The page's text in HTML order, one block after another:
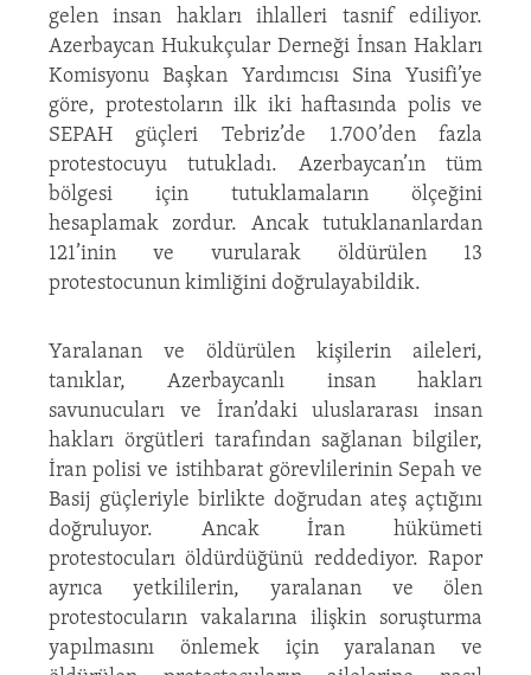
gelen insan hakları ihlalleri tasnif ediliyor.
Azerbaycan Hukukçular Derneği İnsan Hakları
Komisyonu Başkan Yardımcısı Sina Yusifi’ye
göre, protestoların ilk iki haftasında polis ve
SEPAH güçleri Tebriz’de 1.700’den fazla
protestocuyu tutukladı. Azerbaycan’ın tüm
bölgesi için tutuklamaların ölçeğini
hesaplamak zordur. Ancak tutuklananlardan
121’inin ve vurularak öldürülen 13
protestocunun kimliğini doğrulayabildik.
Yaralanan ve öldürülen kişilerin aileleri,
tanıklar, Azerbaycanlı insan hakları
savunucuları ve İran’daki uluslararası insan
hakları örgütleri tarafından sağlanan bilgiler,
İran polisi ve istihbarat görevlilerinin Sepah ve
Basij güçleriyle birlikte doğrudan ateş açtığını
doğruluyor. Ancak İran hükümeti
protestocuları öldürdüğünü reddediyor. Rapor
ayrıca yetkililerin, yaralanan ve ölen
protestocuların vakalarına ilişkin soruşturma
yapılmasını önlemek için yaralanan ve